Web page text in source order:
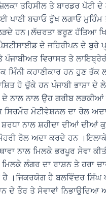
ਤਹਿਸੀਲ ਤੇ ਬਾਰਡਰ ਪੱਟੀ ਦੇ
ਪਾਣੀ ਬਚਾਓ ਰੁੱਖ ਲਗਾਓ
ਹਨ।ਲੱਚਰਤਾ ਭਰੂਣ ਹੱਤਿਆ
ਦੇ ਜਹਿਰੀਪਨ ਦੇ ਬੁਰੇ
ਵਿਰਾਸਤ ਤੇ
ਮਿੰਨੀ ਕਹਾਣੀਕਾਰ ਹਨ ਹੁਣ
ਹੋ ਚੁੱਕੇ ਹਨ ਪੰਜਾਬੀ ਭਾਸ਼ਾ ਦੇ
ਨਾਲ ਨਾਲ ਉਹ ਗਰੀਬ
ਮੋਟੀਵੇਸ਼ਨਲ ਦਾ ਰੋਲ
ਨਾਲ ਸ਼ਹੀਦਾ ਦੀਆਂ ਦੀਆਂ
ਰੋਲ ਅਦਾ ਕਰਦੇ ਹਨ ।ਇਲਾਕੇ
ਨਾਲ ਮਿਲਕੇ ਭਰਪੂਰ ਸੇਵਾ
ਲੰਗਰ ਦਾ ਰਾਸ਼ਨ ਤੇ ਹਰਾ
ਹੈ ਬਲਵਿੰਦਰ ਸਿੰਘ
ਦੇ ਤੌਰ ਤੇ ਸੇਵਾਵਾਂ ਨਿਭਾਉਦਿਆ